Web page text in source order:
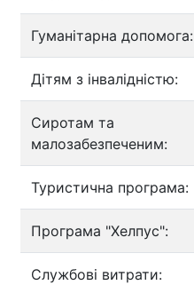
Гуманітарна допомога:
Дітям з інвалідністю:
Сиротам та
малозабезпеченим:
Туристична програма:
Програма "Хелпус":
Службові витрати: